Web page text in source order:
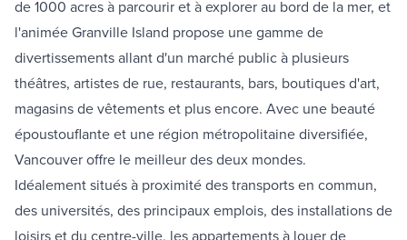
de 1000 acres à parcourir et à explorer au bord de la mer, et
l'animéeGranville Island propose une gamme de
divertissements allant d'un marché public à plusieurs
théâtres, artistes de rue, restaurants, bars, boutiques d'art,
magasins de vêtements et plus encore. Avec une beauté
époustouflante et une région métropolitaine diversifiée,
Vancouver offre le meilleur des deux mondes.
Idéalement situés à proximité des transports en commun,
des universités, des principaux emplois, des installations de